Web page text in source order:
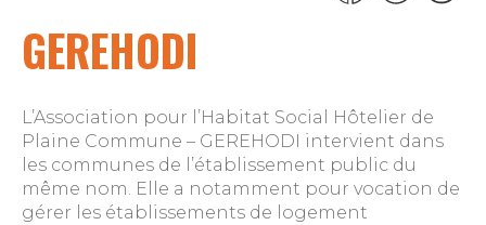
GEREHODI
L’Association pour l’Habitat Social Hôtelier de
Plaine Commune – GEREHODI intervient dans
les communes de l’établissement public du
même nom. Elle a notamment pour vocation de
gérer les établissements de logement